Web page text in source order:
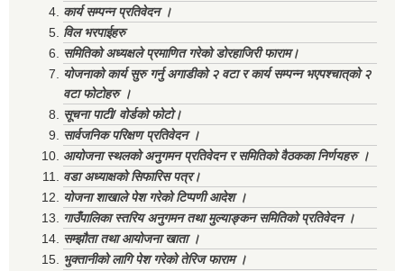
कार्य सम्पन्न प्रतिवेदन ।
विल भरपाईहरु
समितिको अध्यक्षले प्रमाणित गरेको डोरहाजिरी फाराम।
योजनाको कार्य सुरु गर्नु अगाडीको २ वटा र कार्य सम्पन्न भएपश्चात्‌को २
वटा फोटोहरु ।
सूचना पाटी/ वोर्डको फोटो।
सार्वजनिक परिक्षण प्रतिवेदन ।
आयोजना स्थलको अनुगमन प्रतिवेदन र समितिको वैठकका निर्णयहरु ।
वडा अध्याक्षको सिफारिस पत्र।
योजना शाखाले पेश गरेको टिप्पणी आदेश ।
गाउँपालिका स्तरिय अनुगमन तथा मुल्याङ्कन समितिको प्रतिवेदन ।
सम्झौता तथा आयोजना खाता ।
भुक्तानीको लागि पेश गरेको तेरिज फाराम ।